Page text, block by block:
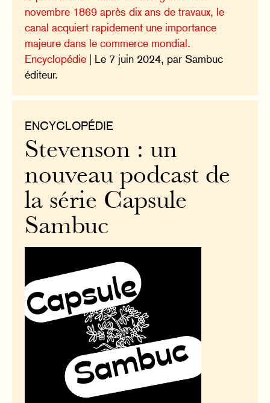
novembre 1869 après dix ans de travaux, le
canal acquiert rapidement une importance
majeure dans le commerce mondial.
Encyclopédie | Le 7 juin 2024, par Sambuc
éditeur.
ENCYCLOPÉDIE
Stevenson : un
nouveau podcast de
la série Capsule
Sambuc